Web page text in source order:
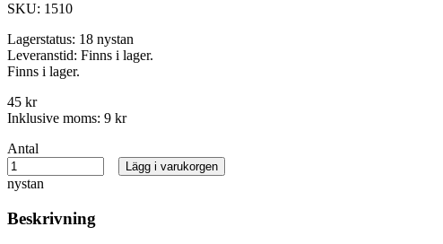
SKU: 1510
Lagerstatus: 18 nystan
Leveranstid: Finns i lager.
Finns i lager.
45 kr
Inklusive moms: 9 kr
Antal
nystan
Lägg i varukorgen
Beskrivning